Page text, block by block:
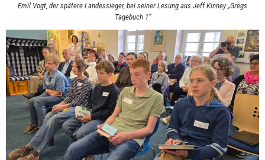
Emil Vogt, der spätere Landessieger, bei seiner Lesung aus Jeff Kinney „Gregs
Tagebuch 1“